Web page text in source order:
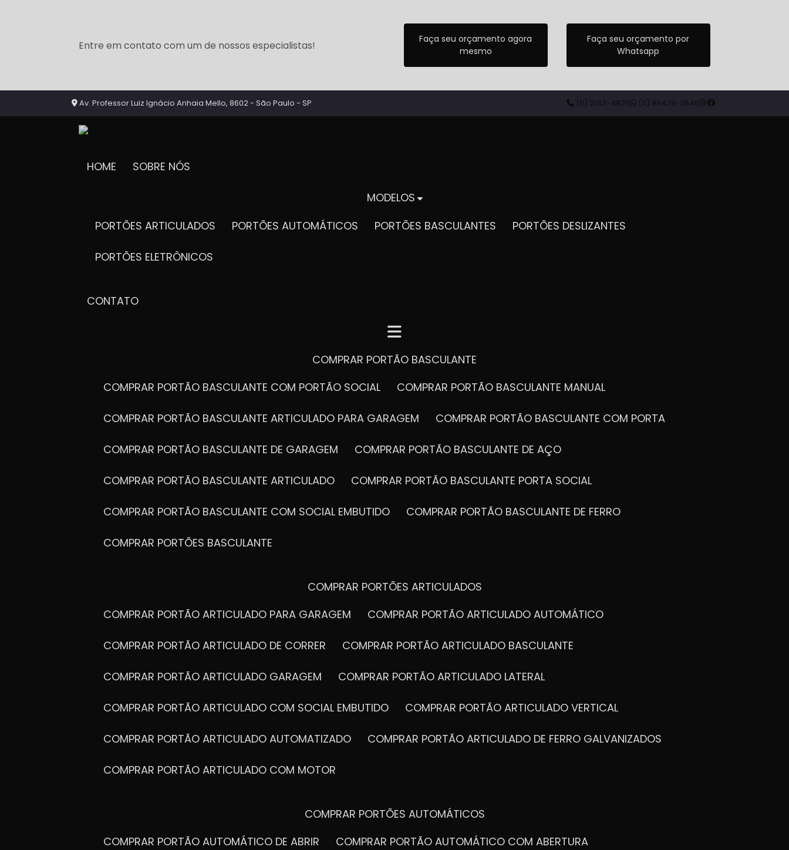
Entre em contato com um de nossos especialistas!
Faça seu orçamento agora
mesmo
Faça seu orçamento por
Whatsapp
Av. Professor Luiz Ignácio Anhaia Mello, 8602 - São Paulo - SP (11) 2143-4826 (11) 99429-3546
HOME SOBRE NÓS
MODELOS
PORTÕES ARTICULADOS
PORTÕES AUTOMÁTICOS PORTÕES BASCULANTES PORTÕES DESLIZANTES
PORTÕES ELETRÔNICOS
CONTATO
COMPRAR PORTÃO BASCULANTE
COMPRAR PORTÃO BASCULANTE COM PORTÃO SOCIAL
COMPRAR PORTÃO BASCULANTE MANUAL
COMPRAR PORTÃO BASCULANTE ARTICULADO PARA GARAGEM COMPRAR PORTÃO BASCULANTE COM PORTA
COMPRAR PORTÃO BASCULANTE DE GARAGEM COMPRAR PORTÃO BASCULANTE DE AÇO
COMPRAR PORTÃO BASCULANTE ARTICULADO COMPRAR PORTÃO BASCULANTE PORTA SOCIAL
COMPRAR PORTÃO BASCULANTE COM SOCIAL EMBUTIDO COMPRAR PORTÃO BASCULANTE DE FERRO
COMPRAR PORTÕES BASCULANTE
COMPRAR PORTÕES ARTICULADOS
COMPRAR PORTÃO ARTICULADO PARA GARAGEM
COMPRAR PORTÃO ARTICULADO AUTOMÁTICO
COMPRAR PORTÃO ARTICULADO DE CORRER COMPRAR PORTÃO ARTICULADO BASCULANTE
COMPRAR PORTÃO ARTICULADO GARAGEM COMPRAR PORTÃO ARTICULADO LATERAL
COMPRAR PORTÃO ARTICULADO COM SOCIAL EMBUTIDO COMPRAR PORTÃO ARTICULADO VERTICAL
COMPRAR PORTÃO ARTICULADO AUTOMATIZADO COMPRAR PORTÃO ARTICULADO DE FERRO GALVANIZADOS
COMPRAR PORTÃO ARTICULADO COM MOTOR
COMPRAR PORTÕES AUTOMÁTICOS
COMPRAR PORTÃO AUTOMÁTICO DE ABRIR
COMPRAR PORTÃO AUTOMÁTICO COM ABERTURA